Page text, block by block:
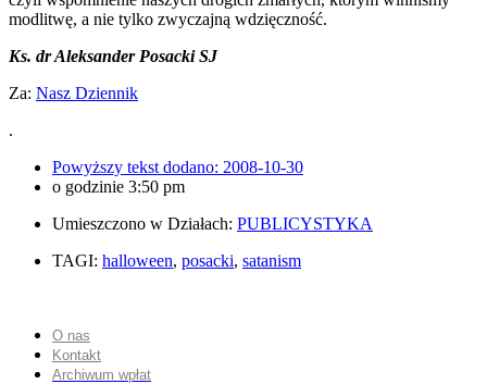
modlitwę, a nie tylko zwyczajną wdzięczność.
Ks. dr Aleksander Posacki SJ
Za: Nasz Dziennik
.
Powyższy tekst dodano: 2008-10-30
o godzinie 3:50 pm
Umieszczono w Działach: PUBLICYSTYKA
TAGI: halloween, posacki, satanism
O nas
Kontakt
Archiwum wpłat